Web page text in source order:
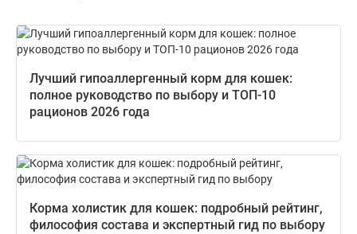
Лучший гипоаллергенный корм для кошек:
полное руководство по выбору и ТОП-10
рационов 2026 года
Корма холистик для кошек: подробный рейтинг,
философия состава и экспертный гид по выбору